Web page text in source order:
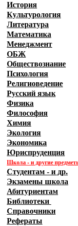
История
Культурология
Литература
Математика
Менеджмент
ОБЖ
Обществознание
Психология
Религиоведение
Русский язык
Физика
Философия
Химия
Экология
Экономика
Юриспруденция
Школа - и другие
Студентам - и др.
Экзамены школа
Абитуриентам
Библиотеки
Справочники
Рефераты